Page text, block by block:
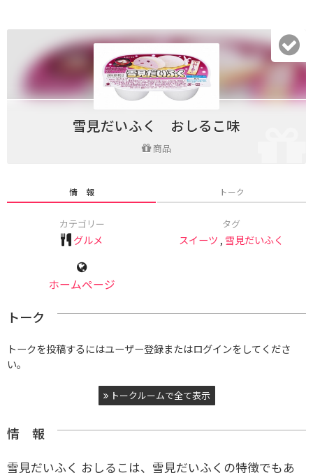
雪見だいふく おしるこ味
商品
情 報 トーク
カテゴリー
グルメ
タグ
スイーツ , 雪見だいふく
ホームページ
トーク
トークを投稿するにはユーザー登録またはログインをしてくださ
い。
トークルームで全て表示
情 報
雪見だいふく おしるこは、雪見だいふくの特徴でもあ